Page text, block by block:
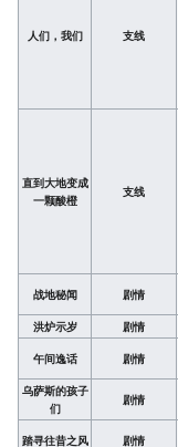
人们，我们 支线
直到大地变成
一颗酸橙
支线
战地秘闻 剧情
洪炉示岁
剧情
午间逸话 剧情
乌萨斯的孩子
们
剧情
踏寻往昔之风 剧情